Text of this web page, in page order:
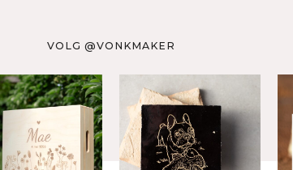
VOLG @VONKMAKER